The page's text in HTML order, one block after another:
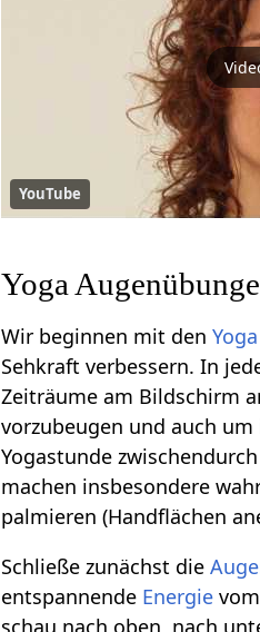
YouTube
Yoga
Wir beginnen mit denYoga
Sehkraft verbessern. In
Zeiträume am Bildschirm
vorzubeugen und auch
Yogastunde
machen insbesondere
palmieren (Handflächen
Schließe zunächst die
entspannende Energie
schau nach oben, nach